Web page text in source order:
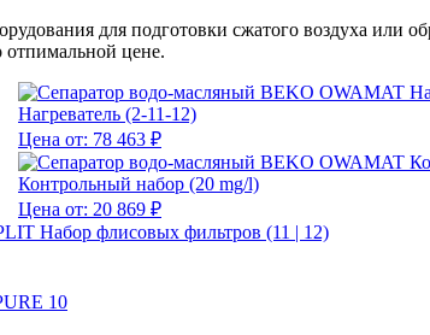
для подготовки сжатого воздуха
отпимальной цене.
Нагреватель (2-11-12)
Цена от: 78 463 ₽
Контрольный набор (20 mg/l)
Цена от: 20 869 ₽